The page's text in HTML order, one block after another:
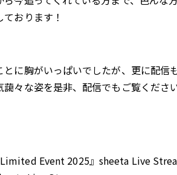
おります！
に胸がいっぱいでしたが、更に配信
々な姿を是非、配信でもご覧くださ
Event 2025』sheeta Live